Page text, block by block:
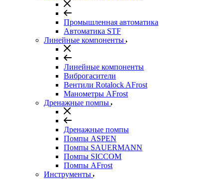
Промышленная автоматика
Автоматика STF
Линейные компоненты
Линейные компоненты
Виброгасители
Вентили Rotalock AFrost
Манометры AFrost
Дренажные помпы
Дренажные помпы
Помпы ASPEN
Помпы SAUERMANN
Помпы SICCOM
Помпы AFrost
Инструменты